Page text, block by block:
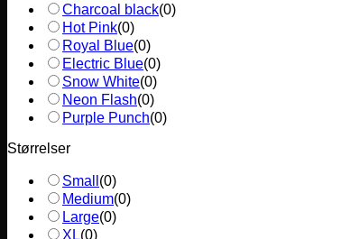
Charcoal black(0)
Hot Pink(0)
Royal Blue(0)
Electric Blue(0)
Snow White(0)
Neon Flash(0)
Purple Punch(0)
Størrelser
Small (0)
Medium(0)
Large(0)
XL(0)